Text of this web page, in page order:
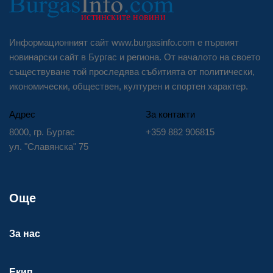
Информационният сайт www.burgasinfo.com е първият
новинарски сайт в Бургас и региона. От началото на своето
съществуване той проследява събитията от политически,
икономически, обществен, културен и спортен характер.
Адрес
8000, гр. Бургас
ул. "Славянска" 75
За контакти
+359 882 906815
Още
За нас